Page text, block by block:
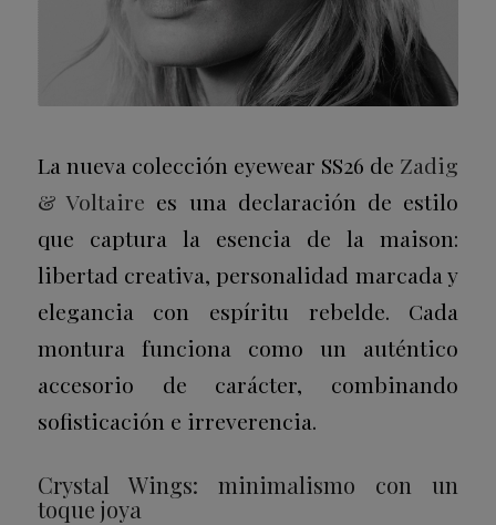
La nueva colección eyewear SS26 de Zadig
& Voltaire es una declaración de estilo
que captura la esencia de la maison:
libertad creativa, personalidad marcada y
elegancia con espíritu rebelde. Cada
montura funciona como un auténtico
accesorio de carácter, combinando
sofisticación e irreverencia.
Crystal Wings: minimalismo con un
toque joya